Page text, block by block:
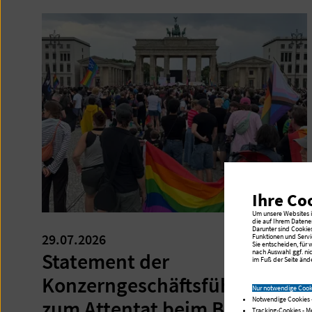
29.07.2026
Statement der
Konzerngeschäftsführung
Ihre
Um unsere
die auf Ihrem
Darunter sind
Funktionen und
Sie entscheiden, für
nach Auswahl ggf.
im Fuß der Seite
Nur notwendige
Notwendige